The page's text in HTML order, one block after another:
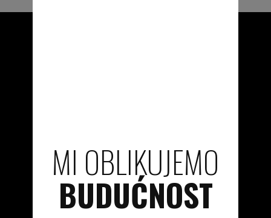
MI OBLIKUJEMO
BUDUĆNOST